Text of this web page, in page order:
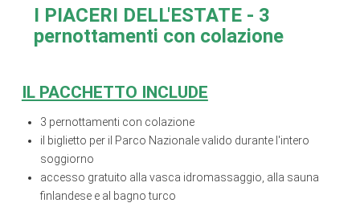
I PIACERI DELL'ESTATE - 3
pernottamenti con colazione
IL PACCHETTO INCLUDE
3 pernottamenti con colazione
il biglietto per il Parco Nazionale valido durante l'intero
soggiorno
accesso gratuito alla vasca idromassaggio, alla sauna
finlandese e al bagno turco